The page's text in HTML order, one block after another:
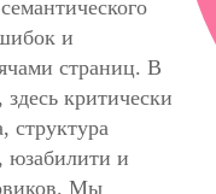
и
страниц. В
критически
структура
юзабилити и
Мы